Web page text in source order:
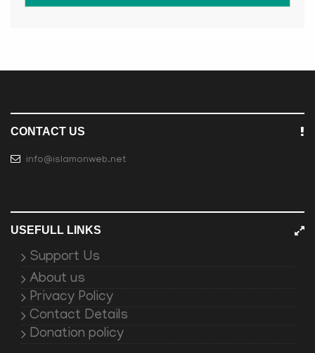
CONTACT US
info@islamonweb.net
USEFULL LINKS
Support Us
About us
Privacy Policy
Contact Details
Donation policy